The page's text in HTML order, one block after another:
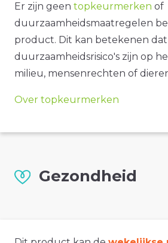
Er zijn geen topkeurmerken of
duurzaamheidsmaatregelen
product. Dit kan betekenen
duurzaamheidsrisico's zijn op
milieu, mensenrechten of
Over topkeurmerken
Gezondheid